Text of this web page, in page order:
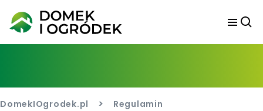
DomekIOgrodek.pl > Regulamin